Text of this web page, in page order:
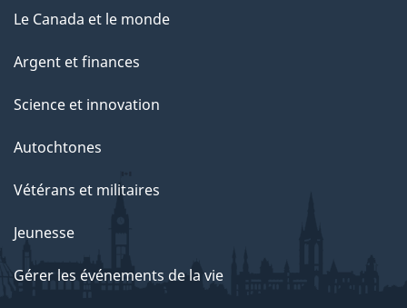
Le Canada et le monde
Argent et finances
Science et innovation
Autochtones
Vétérans et militaires
Jeunesse
Gérer les événements de la vie